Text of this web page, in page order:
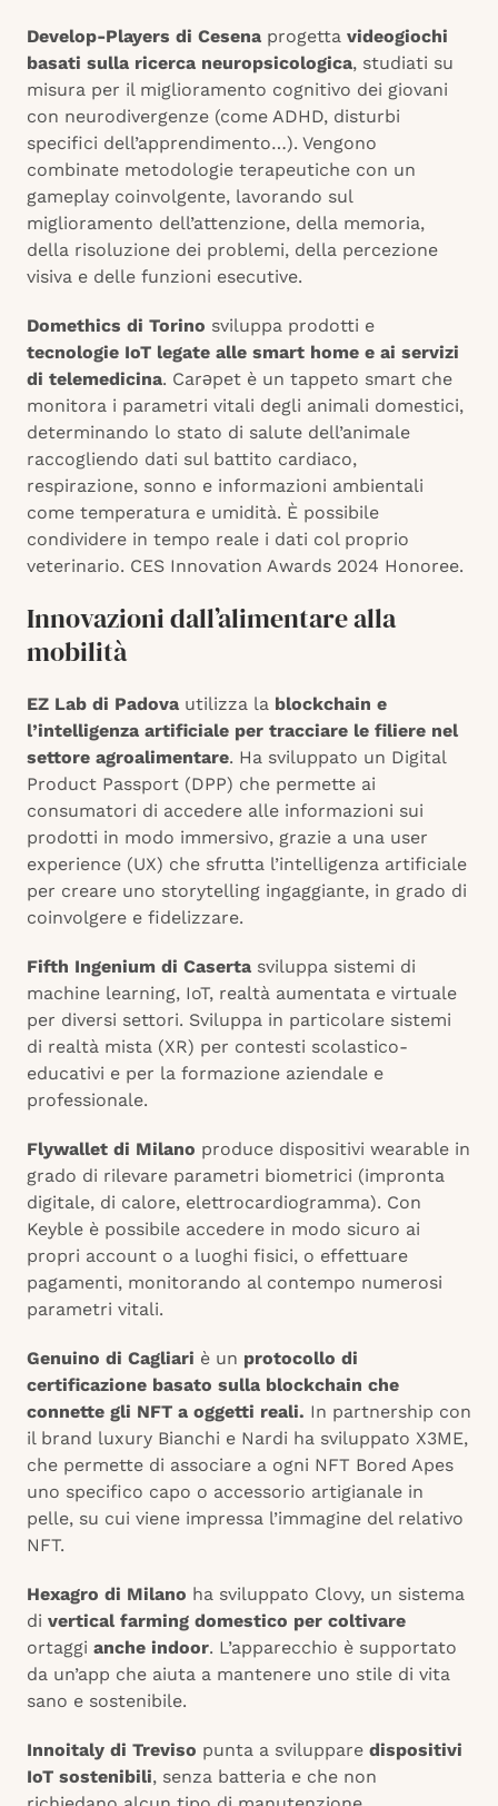
Develop-Players di Cesena progetta videogiochi
basati sulla ricerca neuropsicologica, studiati su
misura per il miglioramento cognitivo dei giovani
con neurodivergenze (come ADHD, disturbi
specifici dell’apprendimento…). Vengono
combinate metodologie terapeutiche con un
gameplay coinvolgente, lavorando sul
miglioramento dell’attenzione, della memoria,
della risoluzione dei problemi, della percezione
visiva e delle funzioni esecutive.
Domethics di Torino sviluppa prodotti e
tecnologie IoT legate alle smart home e ai servizi
di telemedicina. Carəpet è un tappeto smart che
monitora i parametri vitali degli animali domestici,
determinando lo stato di salute dell’animale
raccogliendo dati sul battito cardiaco,
respirazione, sonno e informazioni ambientali
come temperatura e umidità. È possibile
condividere in tempo reale i dati col proprio
veterinario. CES Innovation Awards 2024 Honoree.
Innovazioni dall’alimentare alla
mobilità
EZ Lab di Padova utilizza la blockchain e
l’intelligenza artificiale per tracciare le filiere nel
settore agroalimentare. Ha sviluppato un Digital
Product Passport (DPP) che permette ai
consumatori di accedere alle informazioni sui
prodotti in modo immersivo, grazie a una user
experience (UX) che sfrutta l’intelligenza artificiale
per creare uno storytelling ingaggiante, in grado di
coinvolgere e fidelizzare.
Fifth Ingenium di Caserta sviluppa sistemi di
machine learning, IoT, realtà aumentata e virtuale
per diversi settori. Sviluppa in particolare sistemi
di realtà mista (XR) per contesti scolastico-
educativi e per la formazione aziendale e
professionale.
Flywallet di Milano produce dispositivi wearable in
grado di rilevare parametri biometrici (impronta
digitale, di calore, elettrocardiogramma). Con
Keyble è possibile accedere in modo sicuro ai
propri account o a luoghi fisici, o effettuare
pagamenti, monitorando al contempo numerosi
parametri vitali.
Genuino di Cagliari è un protocollo di
certificazione basato sulla blockchain che
connette gli NFT a oggetti reali. In partnership con
il brand luxury Bianchi e Nardi ha sviluppato X3ME,
che permette di associare a ogni NFT Bored Apes
uno specifico capo o accessorio artigianale in
pelle, su cui viene impressa l’immagine del relativo
NFT.
Hexagro di Milano ha sviluppato Clovy, un sistema
di vertical farming domestico per coltivare
ortaggi anche indoor. L’apparecchio è supportato
da un’app che aiuta a mantenere uno stile di vita
sano e sostenibile.
Innoitaly di Treviso punta a sviluppare dispositivi
IoT sostenibili, senza batteria e che non